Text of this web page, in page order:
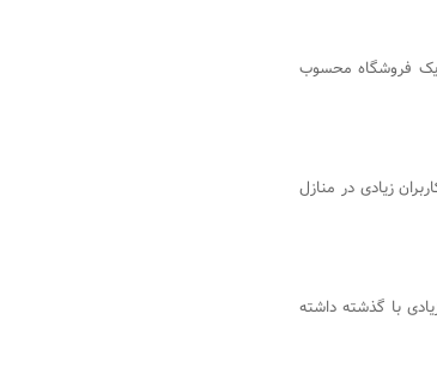
یک فروشگاه محسوب
زیادی در منازل
با گذشته داشته